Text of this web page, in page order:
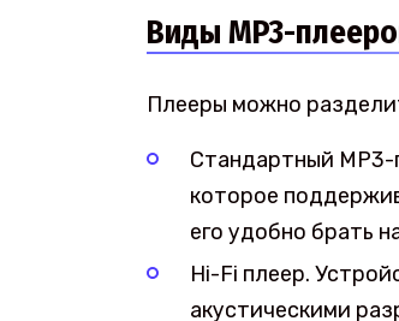
Виды MP3-
Плееры можно
Стандартный MP3-
которое
его удобно брать
Hi-Fi плеер.
акустическими